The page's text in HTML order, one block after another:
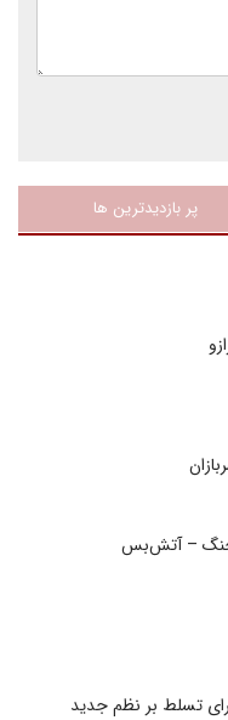
پر بازدیدترین ها
جنگ – آتش‌بس
تسلط بر نظم جدید